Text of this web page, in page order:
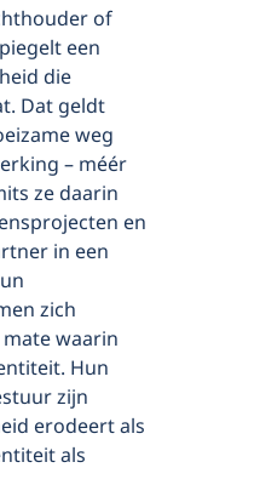
of
een
die
Dat geldt
weg
– méér
ze daarin
en
in een
zich
waarin
Hun
zijn
erodeert als
als